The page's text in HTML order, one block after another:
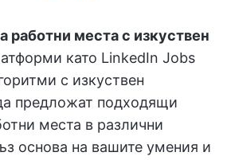
работни места с изкуствен
като LinkedIn Jobs
с изкуствен
предложат подходящи
места в различни
основа на вашите умения и